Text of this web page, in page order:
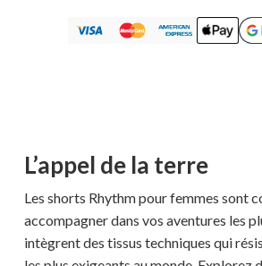
L’appel de la terre
Les shorts Rhythm pour femmes sont
accompagner dans vos aventures les
intègrent des tissus techniques qui